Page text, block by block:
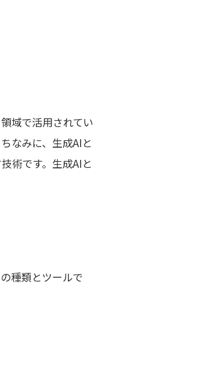
域で活用されてい
なみに、生成AIと
術です。生成AIと
種類とツールで